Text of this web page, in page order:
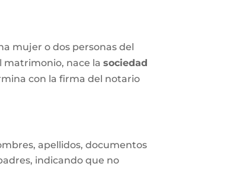
mujer o dos personas del
matrimonio, nace lasociedad
con la firma del notario
apellidos, documentos
indicando que no